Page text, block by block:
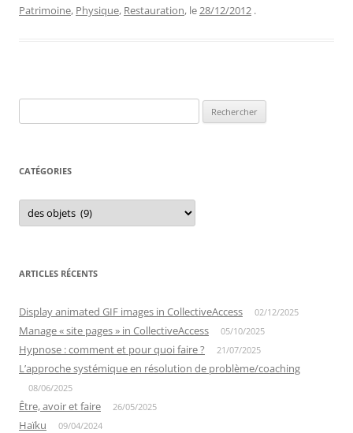
Patrimoine, Physique, Restauration, le28/12/2012 .
CATÉGORIES
Catégories
ARTICLES RÉCENTS
Display animated GIF images in CollectiveAccess 02/12/2025
Manage « site pages » in CollectiveAccess 05/10/2025
Hypnose : comment et pour quoi faire ? 21/07/2025
L’approche systémique en résolution de problème/coaching
08/06/2025
Être, avoir et faire 26/05/2025
Haïku 09/04/2024